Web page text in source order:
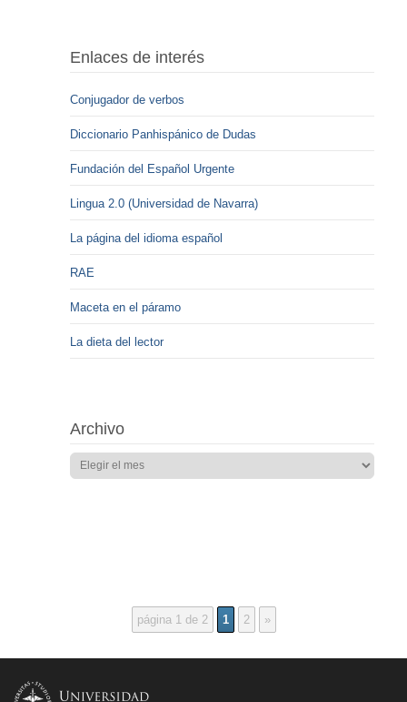
Enlaces de interés
Conjugador de verbos
Diccionario Panhispánico de Dudas
Fundación del Español Urgente
Lingua 2.0 (Universidad de Navarra)
La página del idioma español
RAE
Maceta en el páramo
La dieta del lector
Archivo
página 1 de 2 1 2 »